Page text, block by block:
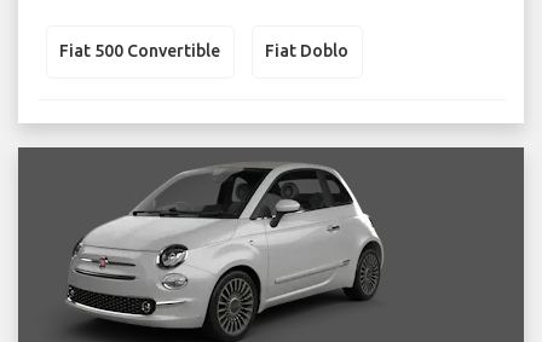
Fiat 500 Convertible Fiat Doblo